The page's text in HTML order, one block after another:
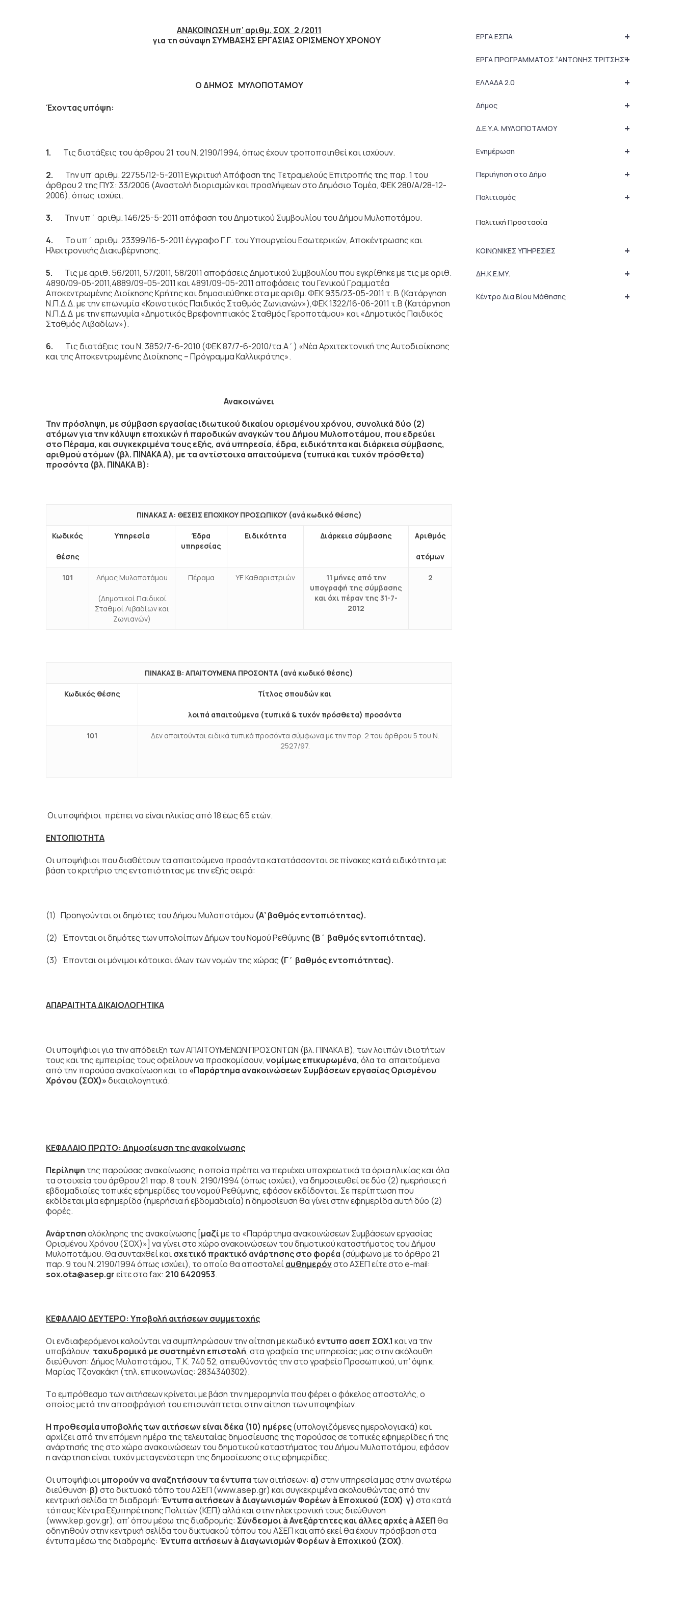
ΑΝΑΚΟΙΝΩΣΗ υπ’ αριθμ. ΣΟΧ 2 /2011
για τη σύναψη ΣΥΜΒΑΣΗΣ ΕΡΓΑΣΙΑΣ ΟΡΙΣΜΕΝΟΥ ΧΡΟΝΟΥ
Ο ΔΗΜΟΣ ΜΥΛΟΠΟΤΑΜΟΥ
Έχοντας υπόψη:
1. Τις διατάξεις του άρθρου 21 του Ν. 2190/1994, όπως έχουν τροποποιηθεί και ισχύουν.
2. Την υπ’ αριθμ. 22755/12-5-2011 Εγκριτική Απόφαση της Τετραμελούς Επιτροπής της παρ. 1 του
άρθρου 2 της ΠΥΣ: 33/2006 (Αναστολή διορισμών και προσλήψεων στο Δημόσιο Τομέα, ΦΕΚ 280/Α/28-12-
2006), όπως ισχύει.
3. Την υπ΄ αριθμ. 146/25-5-2011 απόφαση του Δημοτικού Συμβουλίου του Δήμου Mυλοποτάμου.
4. Το υπ΄ αριθμ. 23399/16-5-2011 έγγραφο Γ.Γ. του Υπουργείου Εσωτερικών, Αποκέντρωσης και
Ηλεκτρονικής Διακυβέρνησης.
5. Τις με αριθ. 56/2011, 57/2011, 58/2011 αποφάσεις Δημοτικού Συμβουλίου που εγκρίθηκε με τις με αριθ.
4890/09-05-2011,4889/09-05-2011 και 4891/09-05-2011 αποφάσεις του Γενικού Γραμματέα
Αποκεντρωμένης Διοίκησης Κρήτης και δημοσιεύθηκε στα με αριθμ. ΦΕΚ 935/23-05-2011 τ. Β (Κατάργηση
Ν.Π.Δ.Δ. με την επωνυμία «Κοινοτικός Παιδικός Σταθμός Ζωνιανών»),ΦΕΚ 1322/16-06-2011 τ.Β (Κατάργηση
Ν.Π.Δ.Δ με την επωνυμία «Δημοτικός Βρεφονηπιακός Σταθμός Γεροποτάμου» και «Δημοτικός Παιδικός
Σταθμός Λιβαδίων»).
6. Τις διατάξεις του Ν. 3852/7-6-2010 (ΦΕΚ 87/7-6-2010/τα.Α΄) «Νέα Αρχιτεκτονική της Αυτοδιοίκησης
και της Αποκεντρωμένης Διοίκησης – Πρόγραμμα Καλλικράτης».
Ανακοινώνει
Την πρόσληψη, με σύμβαση εργασίας ιδιωτικού δικαίου ορισμένου χρόνου, συνολικά δύο (2)
ατόμων για την κάλυψη εποχικών ή παροδικών αναγκών του Δήμου Μυλοποτάμου, που εδρεύει
στο Πέραμα, και συγκεκριμένα τους εξής, ανά υπηρεσία, έδρα, ειδικότητα και διάρκεια σύμβασης,
αριθμού ατόμων (βλ. ΠΙΝΑΚΑ Α), με τα αντίστοιχα απαιτούμενα (τυπικά και τυχόν πρόσθετα)
προσόντα (βλ. ΠΙΝΑΚΑ Β):
ΠΙΝΑΚΑΣ Α: ΘΕΣΕΙΣ ΕΠΟΧΙΚΟΥ ΠΡΟΣΩΠΙΚΟΥ (ανά κωδικό θέσης)
Κωδικός
θέσης
Υπηρεσία
Έδρα
υπηρεσίας
Ειδικότητα Διάρκεια σύμβασης Αριθμός
ατόμων
101 Δήμος Μυλοποτάμου
(Δημοτικοί Παιδικοί
Σταθμοί Λιβαδίων και
Ζωνιανών)
Πέραμα ΥΕ Καθαριστριών
11 μήνες από την
υπογραφή της σύμβασης
και όχι πέραν της 31-7-
2012
2
ΠΙΝΑΚΑΣ Β: ΑΠΑΙΤΟΥΜΕΝΑ ΠΡΟΣΟΝΤΑ (ανά κωδικό θέσης)
Κωδικός θέσης Τίτλος σπουδών και
λοιπά απαιτούμενα (τυπικά & τυχόν πρόσθετα) προσόντα
101
Δεν απαιτούνται ειδικά τυπικά προσόντα σύμφωνα με την παρ. 2 του άρθρου 5 του Ν.
2527/97.
Οι υποψήφιοι πρέπει να είναι ηλικίας από 18 έως 65 ετών.
ΕΝΤΟΠΙΟΤΗΤΑ
Οι υποψήφιοι που διαθέτουν τα απαιτούμενα προσόντα κατατάσσονται σε πίνακες κατά ειδικότητα με
βάση το κριτήριο της εντοπιότητας με την εξής σειρά:
(1) Προηγούνται οι δημότες του Δήμου Μυλοποτάμου (Α’ βαθμός εντοπιότητας).
(2) Έπονται οι δημότες των υπολοίπων Δήμων του Νομού Ρεθύμνης (Β΄ βαθμός εντοπιότητας).
(3) Έπονται οι μόνιμοι κάτοικοι όλων των νομών της χώρας (Γ΄ βαθμός εντοπιότητας).
ΑΠΑΡΑΙΤΗΤΑ ΔΙΚΑΙΟΛΟΓΗΤΙΚΑ
Οι υποψήφιοι για την απόδειξη των ΑΠΑΙΤΟΥΜΕΝΩΝ ΠΡΟΣΟΝΤΩΝ (βλ. ΠΙΝΑΚΑ Β), των λοιπών ιδιοτήτων
τους και της εμπειρίας τους οφείλουν να προσκομίσουν, νομίμως επικυρωμένα, όλα τα απαιτούμενα
από την παρούσα ανακοίνωση και το «Παράρτημα ανακοινώσεων Συμβάσεων εργασίας Ορισμένου
Χρόνου (ΣΟΧ)»δικαιολογητικά.
ΚΕΦΑΛΑΙΟ ΠΡΩΤΟ: Δημοσίευση της ανακοίνωσης
Περίληψη της παρούσας ανακοίνωσης, η οποία πρέπει να περιέχει υποχρεωτικά τα όρια ηλικίας και όλα
τα στοιχεία του άρθρου 21 παρ. 8 του Ν. 2190/1994 (όπως ισχύει), να δημοσιευθεί σε δύο (2) ημερήσιες ή
εβδομαδιαίες τοπικές εφημερίδες του νομού Ρεθύμνης, εφόσον εκδίδονται. Σε περίπτωση που
εκδίδεται μία εφημερίδα (ημερήσια ή εβδομαδιαία) η δημοσίευση θα γίνει στην εφημερίδα αυτή δύο (2)
φορές.
Ανάρτησηολόκληρης της ανακοίνωσης [μαζίμε το «Παράρτημα ανακοινώσεων Συμβάσεων εργασίας
Ορισμένου Χρόνου (ΣΟΧ)»] να γίνει στο χώρο ανακοινώσεων του δημοτικού καταστήματος του Δήμου
Μυλοποτάμου. Θα συνταχθεί καισχετικό πρακτικό ανάρτησηςστο φορέα (σύμφωνα με το άρθρο 21
παρ. 9 του Ν. 2190/1994 όπως ισχύει), το οποίο θα αποσταλείαυθημερόνστο ΑΣΕΠ είτε στο e-mail:
sox.ota@asep.grείτε στο fax: 210 6420953.
ΚΕΦΑΛΑΙΟ ΔΕΥΤΕΡΟ: Υποβολή αιτήσεων συμμετοχής
Οι ενδιαφερόμενοι καλούνται να συμπληρώσουν την αίτηση με κωδικό εντυπο ασεπ ΣΟΧ.1 και να την
υποβάλουν, ταχυδρομικά με συστημένη επιστολή, στα γραφεία της υπηρεσίας μας στην ακόλουθη
διεύθυνση: Δήμος Μυλοποτάμου, Τ.Κ. 740 52, απευθύνοντάς την στο γραφείο Προσωπικού, υπ’ όψη κ.
Μαρίας Τζανακάκη (τηλ. επικοινωνίας: 2834340302).
Tο εμπρόθεσμο των αιτήσεων κρίνεται με βάση την ημερομηνία που φέρει ο φάκελος αποστολής, ο
οποίος μετά την αποσφράγισή του επισυνάπτεται στην αίτηση των υποψηφίων.
Η προθεσμία υποβολής των αιτήσεων είναι δέκα (10) ημέρες(υπολογιζόμενες ημερολογιακά) και
αρχίζει από την επόμενη ημέρα της τελευταίας δημοσίευσης της παρούσας σε τοπικές εφημερίδες ή της
ανάρτησής της στο χώρο ανακοινώσεων του δημοτικού καταστήματος του Δήμου Μυλοποτάμου, εφόσον
η ανάρτηση είναι τυχόν μεταγενέστερη της δημοσίευσης στις εφημερίδες.
Οι υποψήφιοιμπορούν να αναζητήσουν τα έντυπα των αιτήσεων: α) στην υπηρεσία μας στην ανωτέρω
διεύθυνση· β) στο δικτυακό τόπο του ΑΣΕΠ (www.asep.gr) και συγκεκριμένα ακολουθώντας από την
κεντρική σελίδα τη διαδρομή: Έντυπα αιτήσεωνàΔιαγωνισμών Φορέωνà Εποχικού (ΣΟΧ)·γ) στα κατά
τόπους Κέντρα Εξυπηρέτησης Πολιτών (ΚΕΠ) αλλά και στην ηλεκτρονική τους διεύθυνση
(www.kep.gov.gr), απ’ όπου μέσω της διαδρομής: ΣύνδεσμοιàΑνεξάρτητες και άλλες αρχέςàΑΣΕΠθα
οδηγηθούν στην κεντρική σελίδα του δικτυακού τόπου του ΑΣΕΠ και από εκεί θα έχουν πρόσβαση στα
έντυπα μέσω της διαδρομής: Έντυπα αιτήσεωνàΔιαγωνισμών Φορέωνà Εποχικού (ΣΟΧ).
+
ΕΡΓΑ ΕΣΠΑ
+
ΕΡΓΑ ΠΡΟΓΡΑΜΜΑΤΟΣ “ΑΝΤΩΝΗΣ ΤΡΙΤΣΗΣ”
+
ΕΛΛΑΔΑ 2.0
+
Δήμος
+
Δ.Ε.Υ.Α. ΜΥΛΟΠΟΤΑΜΟΥ
+
Ενημέρωση
+
Περιήγηση στο Δήμο
+
Πολιτισμός
Πολιτική Προστασία
+
ΚΟΙΝΩΝΙΚΕΣ ΥΠΗΡΕΣΙΕΣ
+
ΔΗ.Κ.Ε.ΜΥ.
+
Κέντρο Δια Βίου Μάθησης